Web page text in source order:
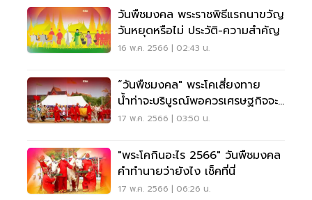
วันพืชมงคล พระราชพิธีแรกนาขวัญ
วันหยุดหรือไม่ ประวัติ-ความสำคัญ
16 พ.ค. 2566 | 02:43 น.
“วันพืชมงคล" พระโคเสี่ยงทาย
น้ำท่าจะบริบูรณ์พอควรเศรษฐกิจจะ
รุ่งเรือง
17 พ.ค. 2566 | 03:50 น.
"พระโคกินอะไร 2566" วันพืชมงคล
คำทำนายว่ายังไง เช็คที่นี่
17 พ.ค. 2566 | 06:26 น.